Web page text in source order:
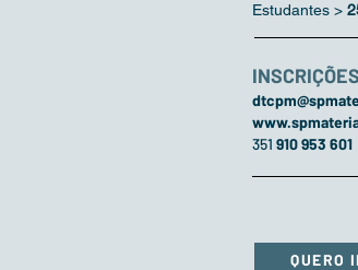
Estudantes >
INSCRIÇÕES
351 910 953 601
QUERO